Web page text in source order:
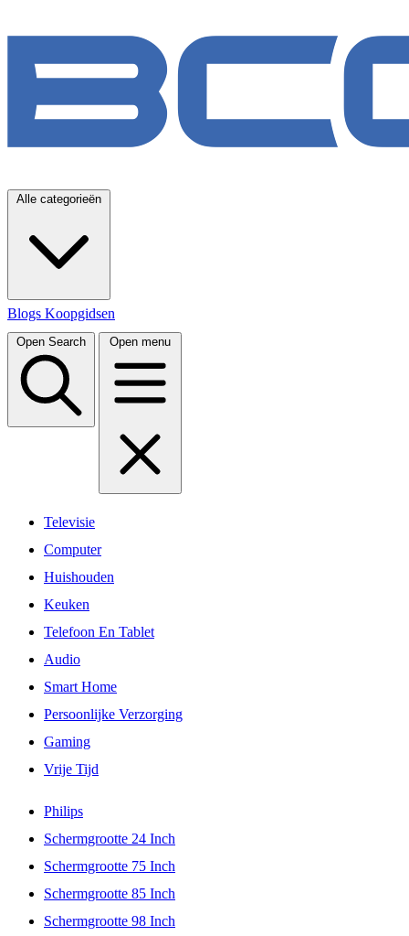
Alle categorieën
Blogs Koopgidsen
Open Search Open menu
Televisie
Computer
Huishouden
Keuken
Telefoon En Tablet
Audio
Smart Home
Persoonlijke Verzorging
Gaming
Vrije Tijd
Philips
Schermgrootte 24 Inch
Schermgrootte 75 Inch
Schermgrootte 85 Inch
Schermgrootte 98 Inch